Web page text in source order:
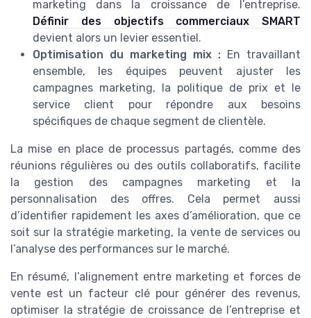
marketing dans la croissance de l’entreprise.
Définir des objectifs commerciaux SMART
devient alors un levier essentiel.
Optimisation du marketing mix : En travaillant
ensemble, les équipes peuvent ajuster les
campagnes marketing, la politique de prix et le
service client pour répondre aux besoins
spécifiques de chaque segment de clientèle.
La mise en place de processus partagés, comme des
réunions régulières ou des outils collaboratifs, facilite
la gestion des campagnes marketing et la
personnalisation des offres. Cela permet aussi
d’identifier rapidement les axes d’amélioration, que ce
soit sur la stratégie marketing, la vente de services ou
l’analyse des performances sur le marché.
En résumé, l’alignement entre marketing et forces de
vente est un facteur clé pour générer des revenus,
optimiser la stratégie de croissance de l’entreprise et